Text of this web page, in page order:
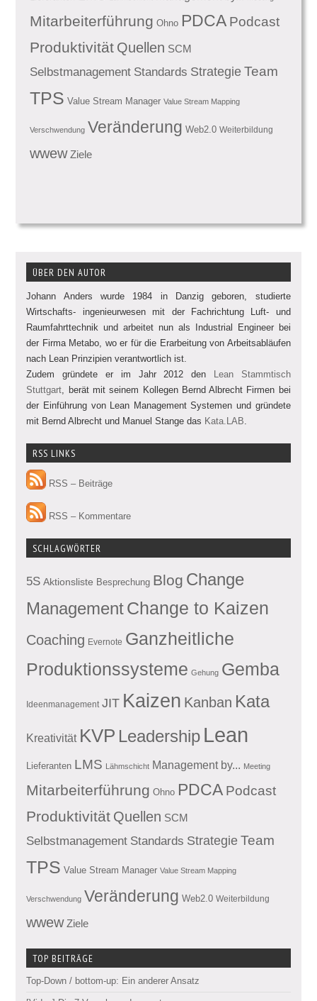
Mitarbeiterführung Ohno PDCA Podcast
Produktivität Quellen SCM
Selbstmanagement Standards Strategie Team
TPS Value Stream Manager Value Stream Mapping
Verschwendung Veränderung Web2.0 Weiterbildung
wwew Ziele
ÜBER DEN AUTOR
Johann Anders wurde 1984 in Danzig geboren, studierte
Wirtschafts- ingenieurwesen mit der Fachrichtung Luft- und
Raumfahrttechnik und arbeitet nun als Industrial Engineer bei
der Firma Metabo, wo er für die Erarbeitung von Arbeitsabläufen
nach Lean Prinzipien verantwortlich ist.
Zudem gründete er im Jahr 2012 den Lean Stammtisch
Stuttgart , berät mit seinem Kollegen Bernd Albrecht Firmen bei
der Einführung von Lean Management Systemen und gründete
mit Bernd Albrecht und Manuel Stange das Kata.LAB
RSS LINKS
RSS – Beiträge
RSS – Kommentare
SCHLAGWÖRTER
5S Aktionsliste Besprechung Blog Change
ManagementChange to Kaizen
Coaching Evernote Ganzheitliche
Produktionssysteme Gehung Gemba
Ideenmanagement JIT Kaizen Kanban Kata
Kreativität KVP Leadership Lean
Lieferanten LMS Lähmschicht Management by... Meeting
Mitarbeiterführung Ohno PDCA Podcast
Produktivität Quellen SCM
Selbstmanagement Standards Strategie Team
TPS Value Stream Manager Value Stream Mapping
Verschwendung Veränderung Web2.0 Weiterbildung
wwew Ziele
TOP BEITRÄGE
Top-Down / bottom-up: Ein anderer Ansatz